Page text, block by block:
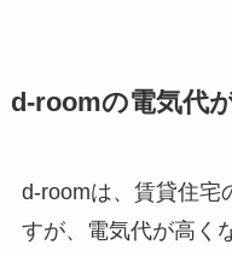
d-roomの電気代
d-roomは、賃貸住宅
すが、電気代が高く